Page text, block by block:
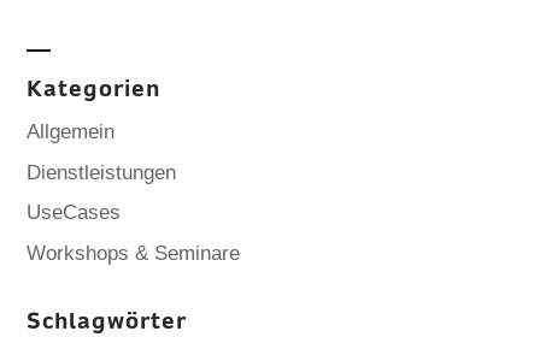
Kategorien
Allgemein
Dienstleistungen
UseCases
Workshops & Seminare
Schlagwörter